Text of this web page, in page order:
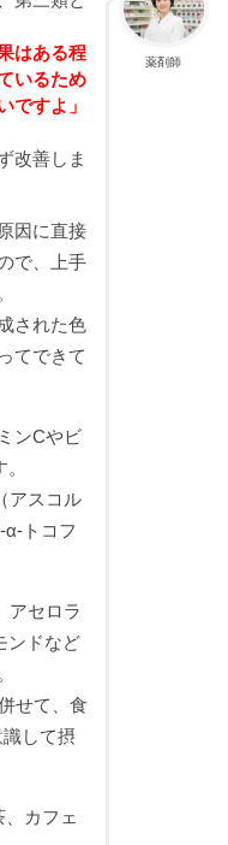
薬剤師
はある程
いるため
ですよ」
改善しま
因に直接
で、上手
された色
てできて
ンCやビ
アスコル
α-トコフ
アセロラ
ンドなど
せて、食
して摂
カフェ